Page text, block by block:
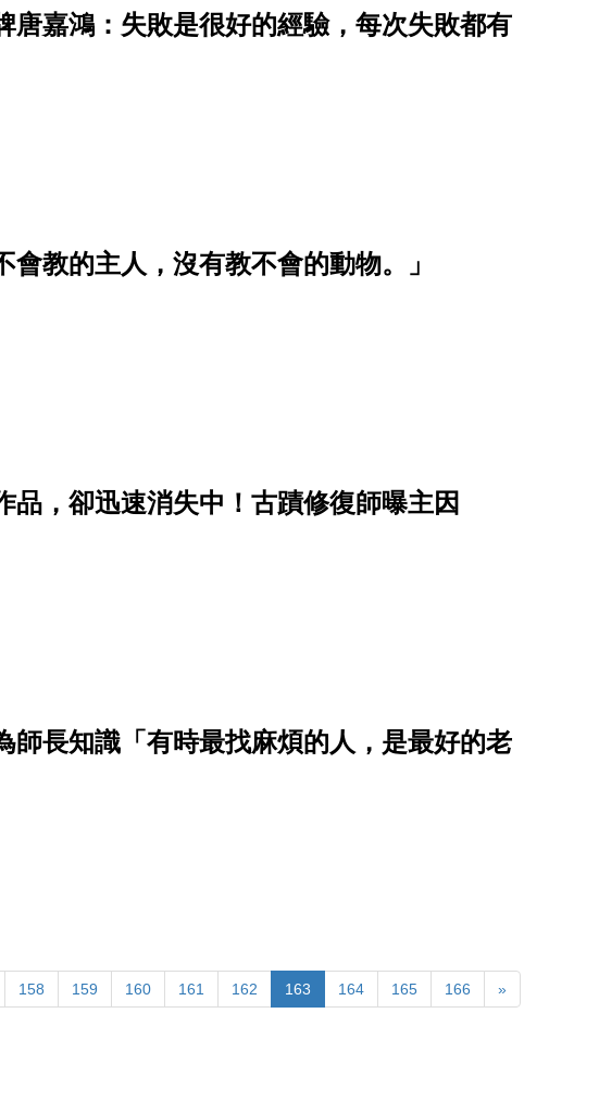
唐嘉鴻：失敗是很好的經驗，每次失敗都有
教的主人，沒有教不會的動物。」
品，卻迅速消失中！古蹟修復師曝主因
師長知識「有時最找麻煩的人，是最好的老
158 159 160 161 162 163 164 165 166 »